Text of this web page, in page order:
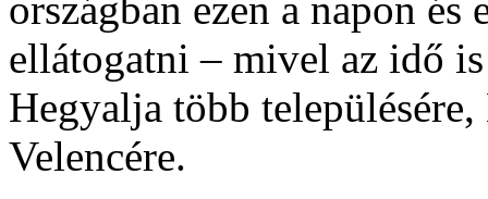
ellátogatni – mivel az idő
Hegyalja több
Velencére.